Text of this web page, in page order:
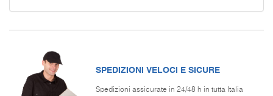
SPEDIZIONI VELOCI E SICURE
Spedizioni assicurate in 24/48 h in tutta Italia